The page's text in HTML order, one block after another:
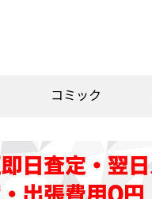
コミック